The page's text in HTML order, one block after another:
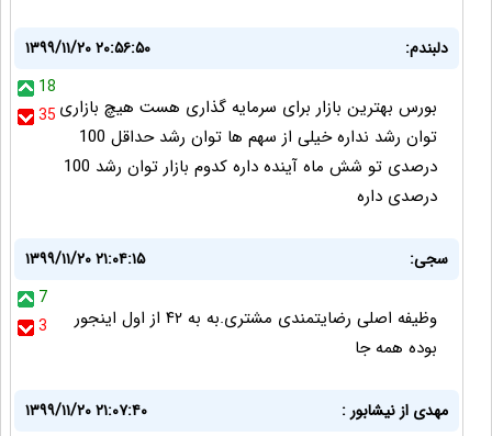
دلبندم:
۱۳۹۹/۱۱/۲۰ ۲۰:۵۶:۵۰
18
35 بورس بهترین بازار برای سرمایه گذاری هست هیچ بازاری
توان رشد نداره خیلی از سهم ها توان رشد حداقل 100
درصدی تو شش ماه آینده داره کدوم بازار توان رشد 100
درصدی داره
سجی:
۱۳۹۹/۱۱/۲۰ ۲۱:۰۴:۱۵
7
3
وظیفه اصلی رضایتمندی مشتری.به به ۴۲ از اول اینجور
بوده همه جا
مهدی از نیشابور :
۱۳۹۹/۱۱/۲۰ ۲۱:۰۷:۴۰